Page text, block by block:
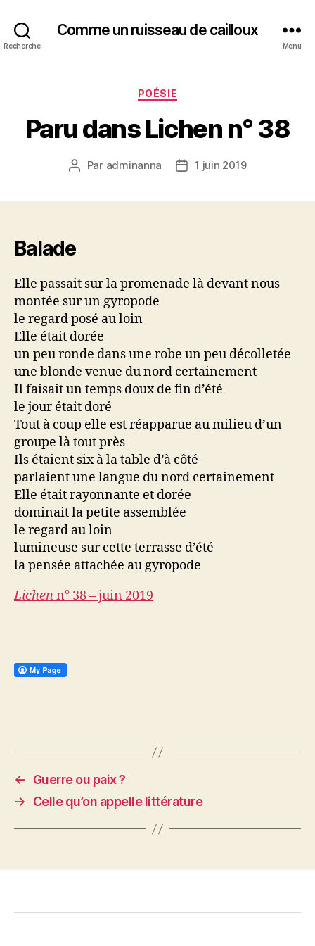
Recherche
Comme un ruisseau de cailloux
Menu
Catégories
POÉSIE
Paru dans Lichen n° 38
Auteur
Par adminanna
Date1 juin 2019
Balade
Elle passait sur la promenade là devant nous
montée sur un gyropode
le regard posé au loin
Elle était dorée
un peu ronde dans une robe un peu décolletée
une blonde venue du nord certainement
Il faisait un temps doux de fin d’été
le jour était doré
Tout à coup elle est réapparue au milieu d’un
groupe là tout près
Ils étaient six à la table d’à côté
parlaient une langue du nord certainement
Elle était rayonnante et dorée
dominait la petite assemblée
le regard au loin
lumineuse sur cette terrasse d’été
la pensée attachée au gyropode
Lichenn° 38 – juin 2019
←
Guerre ou paix ?
→
Celle qu’on appelle littérature